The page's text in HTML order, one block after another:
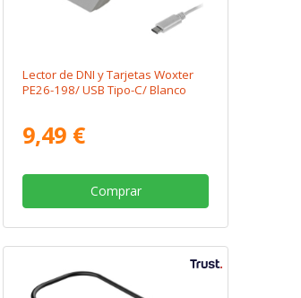
Lector de DNI y Tarjetas Woxter
PE26-198/ USB Tipo-C/ Blanco
9,49 €
Comprar